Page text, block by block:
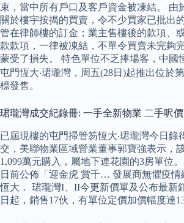
束，當中所有戶口及客戶資金被凍結。 由
關於樓宇按揭的買賣，令不少買家已批出
管在律師樓的訂金；業主售樓後的款項、
款款項，一律被凍結，不單令買賣未完夠
蒙受了損失。 特色單位不乏捧場客，中國
屯門恆大‧珺瓏灣，周五(28日)起推出位於
標發售。
珺瓏灣成交紀錄冊: 一手全新物業 二手呎價
已屆現樓的屯門掃管笏恆大‧珺瓏灣今日錄
交，美聯物業區域營業董事郭寶強表示，
1,099萬元購入，屬地下連花園的3房單位
日前公佈「迎金虎 賞千… 發展商無懼疫情
恆大． 珺瓏灣I、II今更新價單及公布最新
日起，銷售17伙，有單位定價加價幅度達